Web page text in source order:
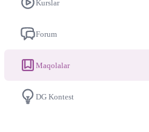
Kurslar
Forum
Maqolalar
DG Kontest